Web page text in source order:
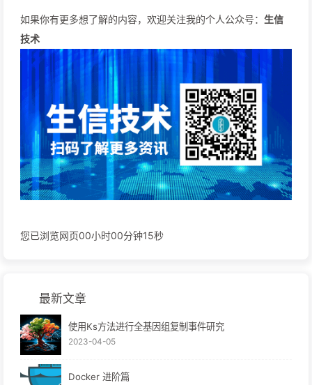
如果你有更多想了解的内容，欢迎关注我的个人公众号： 生信
技术
您已浏览网页00小时00分钟16秒
最新文章
使用Ks方法进行全基因组复制事件研究
2023-04-05
Docker 进阶篇